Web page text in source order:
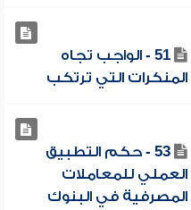
51 - الواجب تجاه
المنكرات التي ترتكب
53 - حكم التطبيق
العملي للمعاملات
المصرفية في البنوك